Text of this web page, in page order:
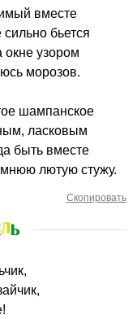
вместе
бьется
окне узором
морозов.
шампанское
ласковым
быть вместе
лютую стужу.
Скопировать